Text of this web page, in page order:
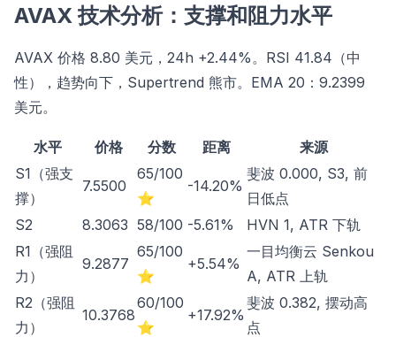
AVAX 技术分析：支撑和阻力水平
AVAX 价格 8.80 美元，24h +2.44%。RSI 41.84（中
性），趋势向下，Supertrend 熊市。EMA 20：9.2399
美元。
水平 价格 分数 距离
来源
S1（强支
撑）
7.5500
65/100
⭐
-14.20%
斐波 0.000, S3, 前
日低点
S2
8.3063 58/100 -5.61%
HVN 1, ATR 下轨
R1（强阻
力）
9.2877
65/100
⭐
+5.54%
一目均衡云 Senkou
A, ATR 上轨
R2（强阻
力）
10.3768
60/100
⭐
+17.92%
斐波 0.382, 摆动高
点